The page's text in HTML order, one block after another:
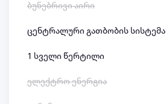
ბუნებრივი აირი
ცენტრალური გათბობის სისტემა
1 სველი წერტილი
ელექტრო ენერგია